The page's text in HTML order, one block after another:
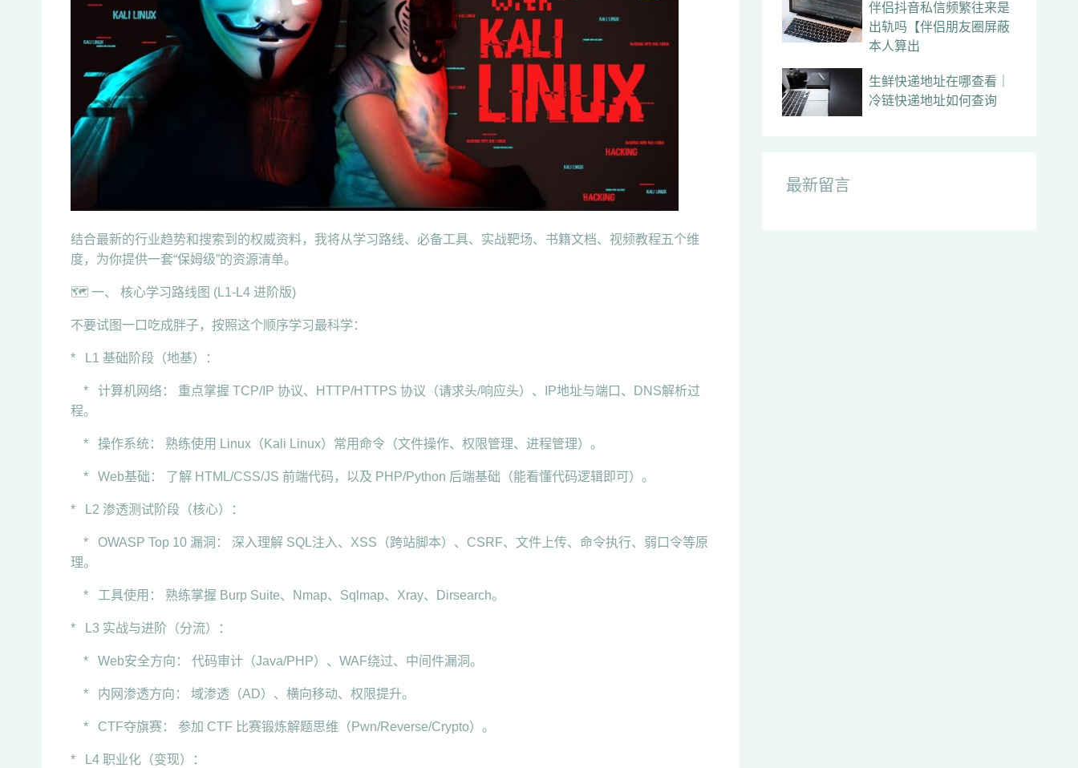
结合最新的行业趋势和搜索到的权威资料，我将从学习路线、必备工具、实战靶场、书籍文档、视频教程五个维
度，为你提供一套“保姆级”的资源清单。
🗺️ 一、 核心学习路线图 (L1-L4 进阶版)
不要试图一口吃成胖子，按照这个顺序学习最科学：
* L1 基础阶段（地基）：
* 计算机网络： 重点掌握 TCP/IP 协议、HTTP/HTTPS 协议（请求头/响应头）、IP地址与端口、DNS解析过
程。
* 操作系统： 熟练使用 Linux（Kali Linux）常用命令（文件操作、权限管理、进程管理）。
* Web基础： 了解 HTML/CSS/JS 前端代码，以及 PHP/Python 后端基础（能看懂代码逻辑即可）。
* L2 渗透测试阶段（核心）：
* OWASP Top 10 漏洞： 深入理解 SQL注入、XSS（跨站脚本）、CSRF、文件上传、命令执行、弱口令等原
理。
* 工具使用： 熟练掌握 Burp Suite、Nmap、Sqlmap、Xray、Dirsearch。
* L3 实战与进阶（分流）：
* Web安全方向： 代码审计（Java/PHP）、WAF绕过、中间件漏洞。
* 内网渗透方向： 域渗透（AD）、横向移动、权限提升。
* CTF夺旗赛： 参加 CTF 比赛锻炼解题思维（Pwn/Reverse/Crypto）。
* L4 职业化（变现）：
伴侣抖音私信频繁往来是
出轨吗【伴侣朋友圈屏蔽
本人算出
生鲜快递地址在哪查看｜
冷链快递地址如何查询
最新留言